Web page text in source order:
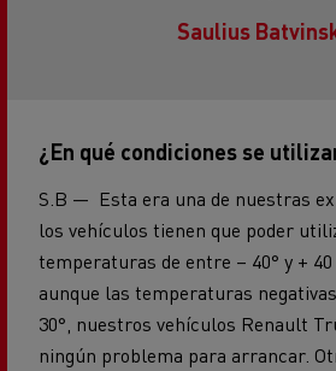
Saulius
¿En qué condiciones se
S.B — Esta era una de nuestras
los vehículos tienen que poder
temperaturas de entre – 40° y + 40
aunque las temperaturas
30°, nuestros vehículos Renault
ningún problema para arrancar.